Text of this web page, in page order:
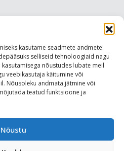
kasutame seadmete andmete
selliseid tehnoloogiaid nagu
nõustudes lubate meil
veebikasutaja käitumine või
Nõusoleku andmata jätmine või
teatud funktsioone ja
Nõustu